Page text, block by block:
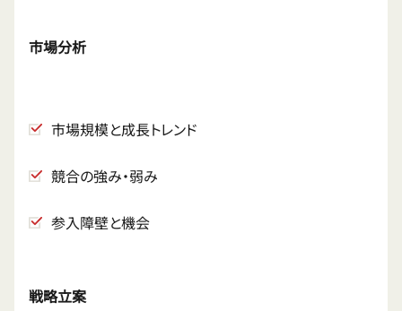
市場分析
市場規模と成長トレンド
競合の強み・弱み
参入障壁と機会
戦略立案